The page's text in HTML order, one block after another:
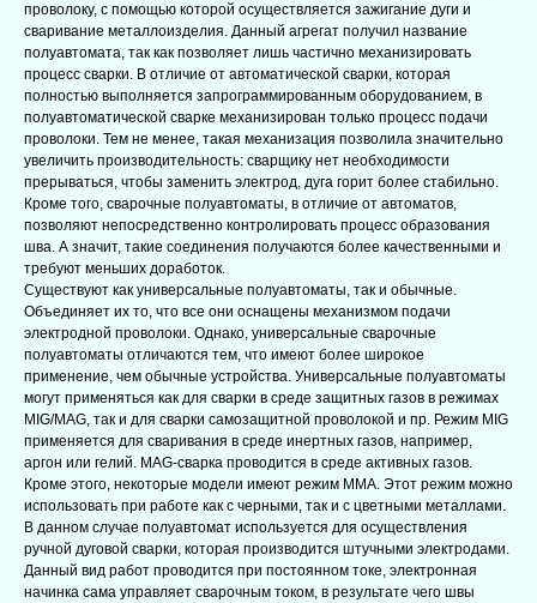
проволоку, с помощью которой осуществляется зажигание дуги и
сваривание металлоизделия. Данный агрегат получил название
полуавтомата, так как позволяет лишь частично механизировать
процесс сварки. В отличие от автоматической сварки, которая
полностью выполняется запрограммированным оборудованием, в
полуавтоматической сварке механизирован только процесс подачи
проволоки. Тем не менее, такая механизация позволила значительно
увеличить производительность: сварщику нет необходимости
прерываться, чтобы заменить электрод, дуга горит более стабильно.
Кроме того, сварочные полуавтоматы, в отличие от автоматов,
позволяют непосредственно контролировать процесс образования
шва. А значит, такие соединения получаются более качественными и
требуют меньших доработок.
Существуют как универсальные полуавтоматы, так и обычные.
Объединяет их то, что все они оснащены механизмом подачи
электродной проволоки. Однако, универсальные сварочные
полуавтоматы отличаются тем, что имеют более широкое
применение, чем обычные устройства. Универсальные полуавтоматы
могут применяться как для сварки в среде защитных газов в режимах
MIG/MAG, так и для сварки самозащитной проволокой и пр. Режим MIG
применяется для сваривания в среде инертных газов, например,
аргон или гелий. MAG-сварка проводится в среде активных газов.
Кроме этого, некоторые модели имеют режим MMA. Этот режим можно
использовать при работе как с черными, так и с цветными металлами.
В данном случае полуавтомат используется для осуществления
ручной дуговой сварки, которая производится штучными электродами.
Данный вид работ проводится при постоянном токе, электронная
начинка сама управляет сварочным током, в результате чего швы